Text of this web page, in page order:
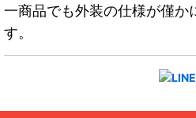
一商品でも外装の仕様が僅か
す。